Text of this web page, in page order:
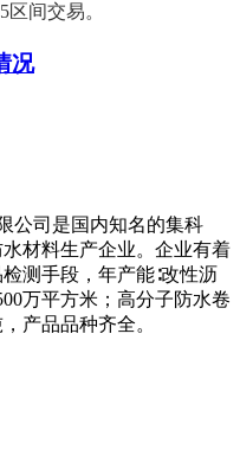
间交易。
况
公司是国内知名的集科
材料生产企业。企业有着
测手段，年产能∶改性沥
万平方米；高分子防水卷
产品品种齐全。